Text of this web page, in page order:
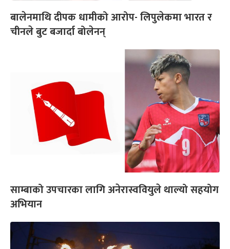
बालेनमाथि दीपक धामीको आरोप- लिपुलेकमा भारत र
चीनले बुट बजार्दा बोलेनन्
साम्बाको उपचारका लागि अनेरास्ववियुले थाल्यो सहयोग
अभियान